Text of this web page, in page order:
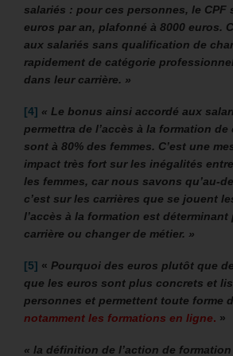
salariés : pour ces personnes, le CPF
euros par an, plafonné à 8000 euros.
aux salariés sans qualification de
rapidement de catégorie
dans leur carrière. »
[4] « Le bonus ainsi accordé aux
permettra de l’accès à la formation
sont à 80% des femmes. C’est une
impact très fort sur les inégalités
les femmes, car nous savons qu’au-
c’est sur les carrières que se jouent
l’accès à la formation est
carrière ou changer de métier. »
[5] « Pourquoi des euros plutôt que
que les euros sont plus concrets et
personnes et permettent toute forme
notamment les formations en ligne. »
« la définition de l’action de formation